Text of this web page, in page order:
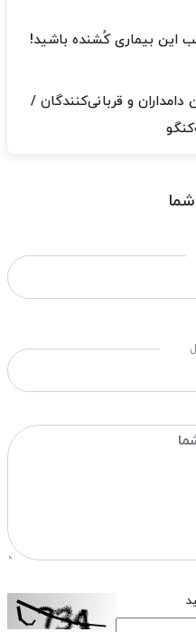
این بیماری کُشنده باشید!
و قربانی‌کنندگان /